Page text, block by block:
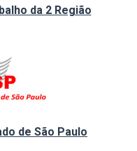
da 2 Região
de São Paulo